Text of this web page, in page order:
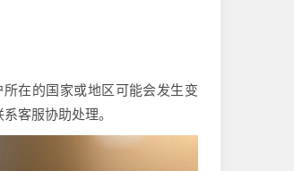
在的国家或地区可能会发生变
客服协助处理。